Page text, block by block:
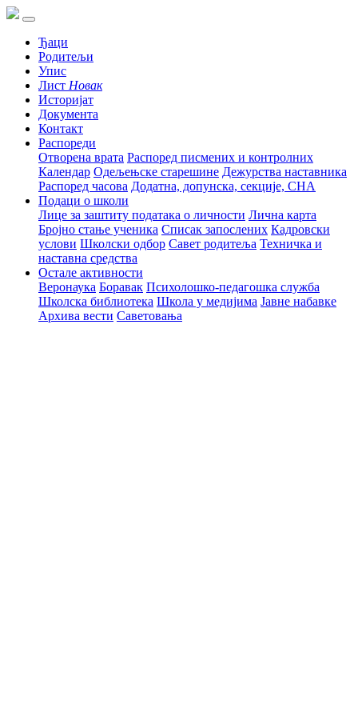
Ђаци
Родитељи
Упис
Лист Новак
Историјат
Документа
Контакт
Распореди
Отворена врата Распоред писмених и контролних
Календар Одељењске старешине Дежурства наставника
Распоред часова Додатна, допунска, секције, СНА
Подаци о школи
Лице за заштиту података о личности Лична карта
Бројно стање ученика Списак запослених Кадровски
услови Школски одбор Савет родитеља Техничка и
наставна средства
Остале активности
Веронаука Боравак Психолошко-педагошка служба
Школска библиотека Школа у медијима Јавне набавке
Архива вести Саветовања